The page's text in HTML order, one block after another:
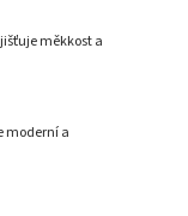
měkkost a
moderní a